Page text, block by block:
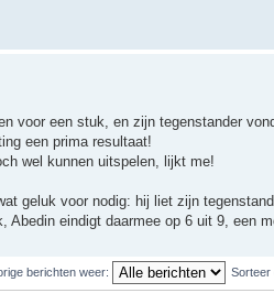
voor een stuk, en zijn tegenstander
een prima resultaat!
wel kunnen uitspelen, lijkt me!
geluk voor nodig: hij liet zijn
eindigt daarmee op 6 uit 9, een
berichten weer: Sorteer